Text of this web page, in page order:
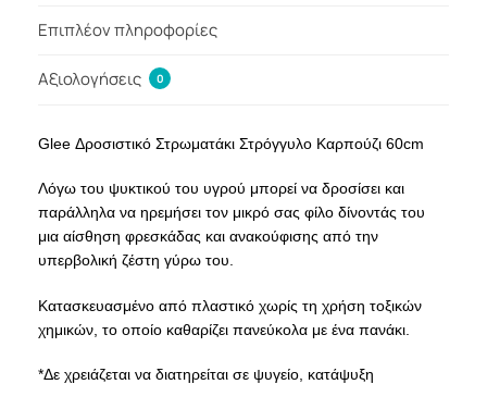
Επιπλέον πληροφορίες
Αξιολογήσεις 0
Glee Δροσιστικό Στρωματάκι Στρόγγυλο Καρπούζι 60cm
Λόγω του ψυκτικού του υγρού μπορεί να δροσίσει και
παράλληλα να ηρεμήσει τον μικρό σας φίλο δίνοντάς του
μια αίσθηση φρεσκάδας και ανακούφισης από την
υπερβολική ζέστη γύρω του.
Κατασκευασμένο από πλαστικό χωρίς τη χρήση τοξικών
χημικών, το οποίο καθαρίζει πανεύκολα με ένα πανάκι.
*Δε χρειάζεται να διατηρείται σε ψυγείο, κατάψυξη